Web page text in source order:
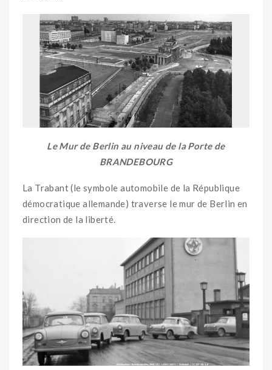
Le Mur de Berlin au niveau de la Porte de
BRANDEBOURG
La Trabant (le symbole automobile de la République
démocratique allemande) traverse le mur de Berlin en
direction de la liberté.